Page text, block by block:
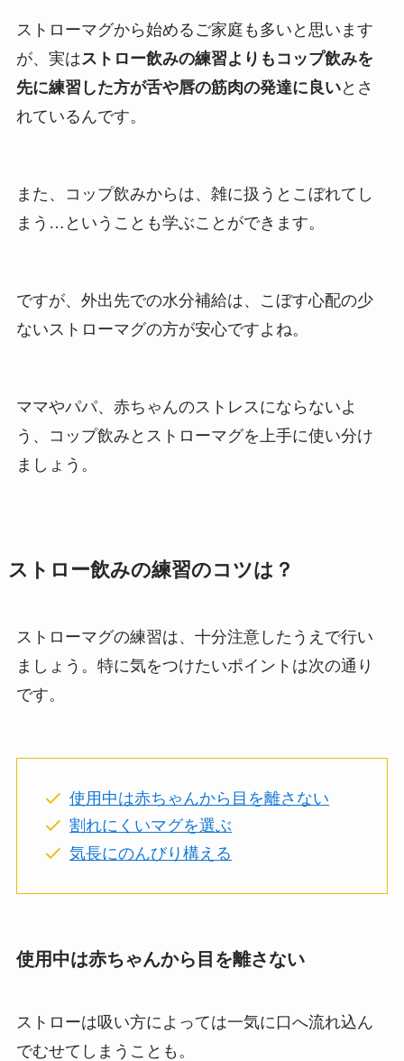
ストローマグから始めるご家庭も多いと思います
が、実はストロー飲みの練習よりもコップ飲みを
先に練習した方が舌や唇の筋肉の発達に良いとさ
れているんです。
また、コップ飲みからは、雑に扱うとこぼれてし
まう…ということも学ぶことができます。
ですが、外出先での水分補給は、こぼす心配の少
ないストローマグの方が安心ですよね。
ママやパパ、赤ちゃんのストレスにならないよ
う、コップ飲みとストローマグを上手に使い分け
ましょう。
ストロー飲みの練習のコツは？
ストローマグの練習は、十分注意したうえで行い
ましょう。特に気をつけたいポイントは次の通り
です。
使用中は赤ちゃんから目を離さない
割れにくいマグを選ぶ
気長にのんびり構える
使用中は赤ちゃんから目を離さない
ストローは吸い方によっては一気に口へ流れ込ん
でむせてしまうことも。